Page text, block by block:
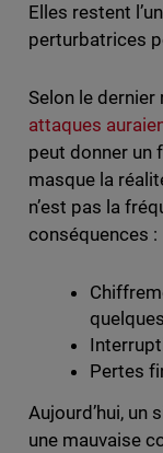
Elles restent
perturbatrices
Selon le dernier
attaques
peut donner un
masque la
n’est pas la
conséquences :
Pertes
Aujourd’hui, un
une mauvaise